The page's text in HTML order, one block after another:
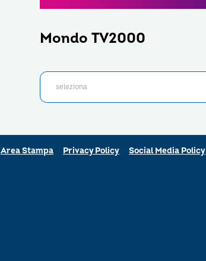
Mondo TV2000
Area Stampa Privacy Policy Social Media Policy